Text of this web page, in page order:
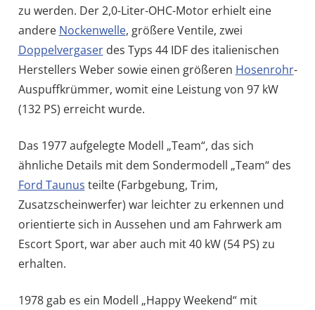
zu werden. Der 2,0-Liter-OHC-Motor erhielt eine
andere Nockenwelle, größere Ventile, zwei
Doppelvergaserdes Typs 44 IDF des italienischen
Herstellers Weber sowie einen größeren Hosenrohr-
Auspuffkrümmer, womit eine Leistung von 97 kW
(132 PS) erreicht wurde.
Das 1977 aufgelegte Modell „Team“, das sich
ähnliche Details mit dem Sondermodell „Team“ des
Ford Taunus teilte (Farbgebung, Trim,
Zusatzscheinwerfer) war leichter zu erkennen und
orientierte sich in Aussehen und am Fahrwerk am
Escort Sport, war aber auch mit 40 kW (54 PS) zu
erhalten.
1978 gab es ein Modell „Happy Weekend“ mit